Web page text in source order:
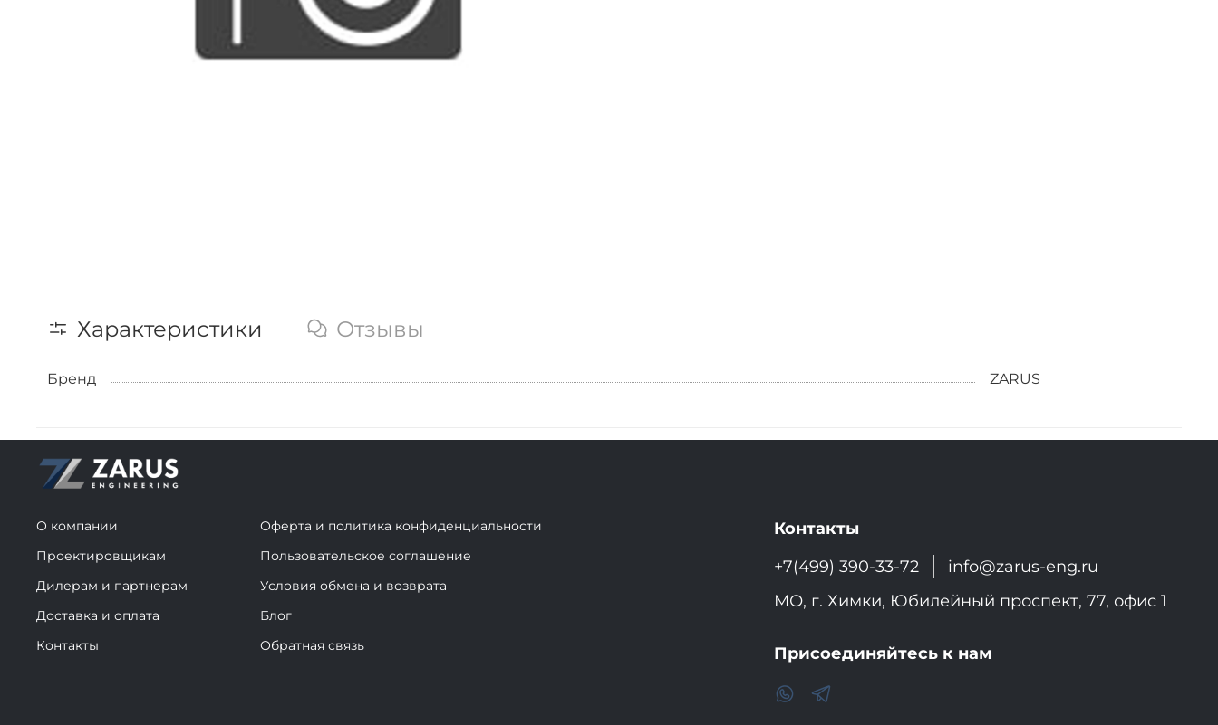
Характеристики Отзывы
Бренд ZARUS
О компании
Проектировщикам
Дилерам и партнерам
Доставка и оплата
Контакты
Оферта и политика конфиденциальности
Пользовательское соглашение
Условия обмена и возврата
Блог
Обратная связь
Контакты
+7(499) 390-33-72
info@zarus-eng.ru
МО, г. Химки, Юбилейный проспект, 77, офис 1
Присоединяйтесь к нам